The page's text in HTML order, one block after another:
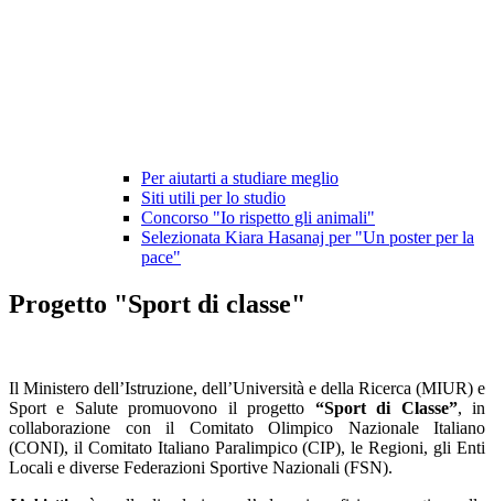
Per aiutarti a studiare meglio
Siti utili per lo studio
Concorso "Io rispetto gli animali"
Selezionata Kiara Hasanaj per "Un poster per la
pace"
Progetto "Sport di classe"
Il Ministero dell’Istruzione, dell’Università e della Ricerca (MIUR) e
Sport e Salute promuovono il progetto “Sport di Classe”, in
collaborazione con il Comitato Olimpico Nazionale Italiano
(CONI), il Comitato Italiano Paralimpico (CIP), le Regioni, gli Enti
Locali e diverse Federazioni Sportive Nazionali (FSN).